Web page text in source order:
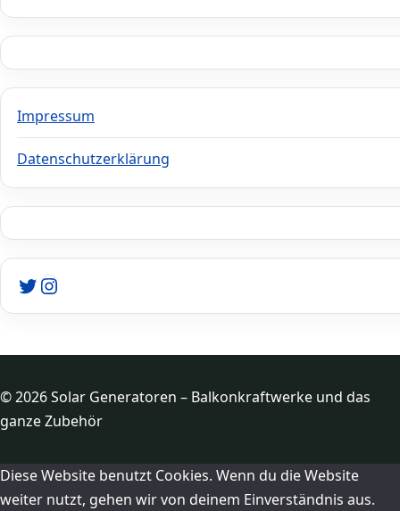
Impressum
Datenschutzerklärung
Twitter
Instagram
© 2026 Solar Generatoren – Balkonkraftwerke und das
ganze Zubehör
Diese Website benutzt Cookies. Wenn du die Website
weiter nutzt, gehen wir von deinem Einverständnis aus.